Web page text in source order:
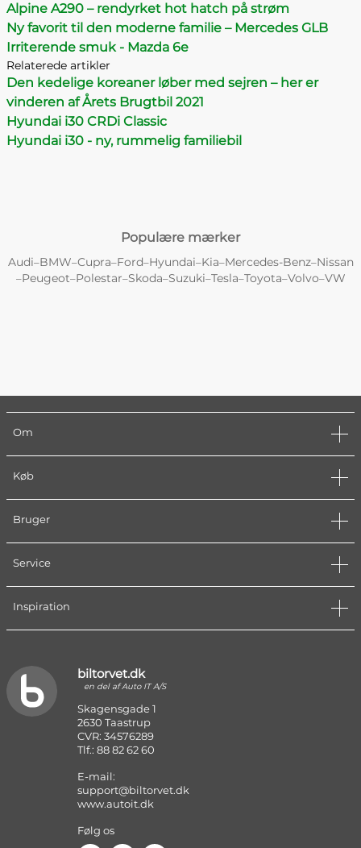
Alpine A290 – rendyrket hot hatch på strøm
Ny favorit til den moderne familie – Mercedes GLB
Irriterende smuk - Mazda 6e
Relaterede artikler
Den kedelige koreaner løber med sejren – her er
vinderen af Årets Brugtbil 2021
Hyundai i30 CRDi Classic
Hyundai i30 - ny, rummelig familiebil
Populære mærker
Audi–BMW–Cupra–Ford–Hyundai–Kia–Mercedes-Benz–Nissan
–Peugeot–Polestar–Skoda–Suzuki–Tesla–Toyota–Volvo–VW
Om
Køb
Bruger
Service
Inspiration
biltorvet.dk
en del af Auto IT A/S
Skagensgade 1
2630 Taastrup
CVR: 34576289
Tlf.: 88 82 62 60
E-mail:
support@biltorvet.dk
www.autoit.dk
Følg os